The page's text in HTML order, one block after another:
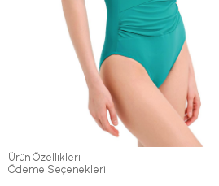
Ürün Özellikleri
Ödeme Seçenekleri